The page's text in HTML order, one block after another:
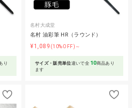
り
名村大成堂
名村 油彩筆 HR（ラウンド）
¥1,089 (10%OFF)～
サイズ・販売単位違いで全 10商品あり
ます